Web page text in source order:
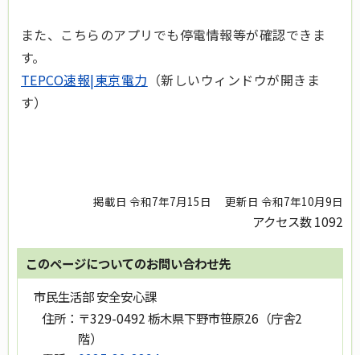
また、こちらのアプリでも停電情報等が確認できま
す。
TEPCO速報|東京電力 （新しいウィンドウが開きま
す）
掲載日 令和7年7月15日 更新日 令和7年10月9日
アクセス数1092
このページについてのお問い合わせ先
市民生活部 安全安心課
住所： 〒329-0492 栃木県下野市笹原26（庁舎2
階）